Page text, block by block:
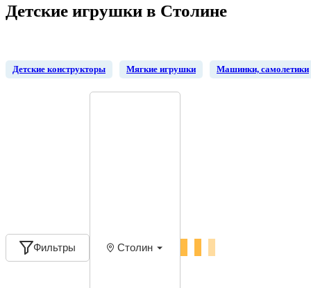
Детские игрушки в Столине
Детские конструкторы Мягкие игрушки Машинки, самолетики
Фильтры Столин